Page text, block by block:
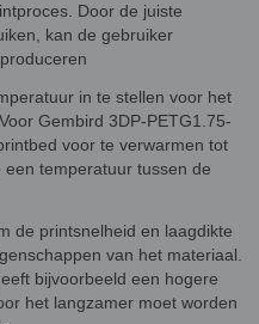
Door de juiste
kan de gebruiker
in te stellen voor het
Gembird 3DP-PETG1.75-
voor te verwarmen tot
temperatuur tussen de
de printsnelheid en laagdikte
van het materiaal.
bijvoorbeeld een hogere
het langzamer moet worden